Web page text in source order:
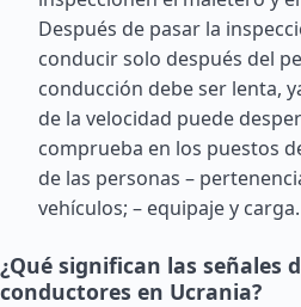
Después de pasar la
conducir solo después del
conducción debe ser lenta,
de la velocidad puede
comprueba en los puestos
de las personas –
vehículos; – equipaje y carga.
¿Qué significan las señales
conductores en Ucrania?